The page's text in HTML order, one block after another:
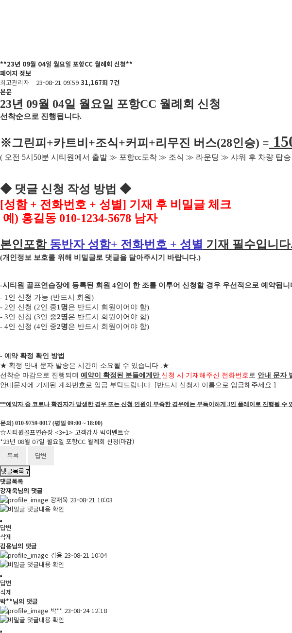
**23년 09월 04일 월요일 포항CC 월례회 신청**
페이지 정보
최고관리자
23-08-21 09:59 31,167회 7건
본문
23년 09월 04일 월요일 포항CC 월례회 신청
선착순으로 진행됩니다.
※그린피 +카트비 +조식+커피+리무진 버스(28인승) =
( 오전 5시 50분 시티원에서 출발 ≫ 포항cc도착 ≫ 조식 ≫ 라운딩 ≫ 샤워 후 차량 탑승
◆ 댓글 신청 작성 방법 ◆
[성함 + 전화번호 + 성별 ] 기재 후 비밀글 체크
예 ) 홍길동 010-1234-5678 남자
본인포함 동반자 성함+ 전화번호 + 성별 기재 필수입니다
(개인정보 보호를 위해 비밀글로 댓글을 달아주시기 바랍니다.)
-시티원 골프연습장에 등록된 회원 4인이 한 조를 이루어 신청할 경우 우선적으로 예약됩니
- 1 인 신청 가능 (반드시 회원)
- 2인 신청 (2인 중1 명은 반드시 회원이어야 함)
- 3인 신청 (3인 중2명은 반드시 회원이어야 함)
- 4인 신청 (4인 중2명은 반드시 회원이어야 함)
- 예약 확정 확인 방법
★ 확정 안내 문자 발송은 시간이 소요될 수 있습니다 .★
선착순 마감으로 진행되며 예약이 확정된 분들에게만 신청 시 기재해주신 전화번호로 안내 문자
안내문자에 기재된 계좌번호로 입금 부탁드립니다. [반드시 신청자 이름으로 입금해주세요.]
**예약자 중 코로나 확진자가 발생한 경우 또는 신청 인원이 부족한 경우에는 부득이하게 3인 플레이로 진행될 수
문의) 010-9759-0017 (평일 09:00 ~ 18:00)
☆시티원골프연습장 <3+1> 고객감사 빅이벤트☆
*23년 08월 07일 월요일 포항CC 월례회 신청(마감)
목록
답변
댓글목록 7
댓글목록
강재욱님의 댓글
강재욱 23-08-21 10:03
댓글내용 확인
답변
삭제
김용님의 댓글
김용 23-08-21 10:04
댓글내용 확인
답변
삭제
박**님의 댓글
박** 23-08-24 12:18
댓글내용 확인